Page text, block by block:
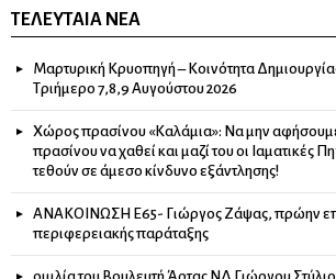
ΤΕΛΕΥΤΑΊΑ ΝΈΑ
Μαρτυρική Κρυοπηγή – Κοινότητα
Τριήμερο 7,8,9 Αυγούστου 2026
Χώρος πρασίνου «Καλάμια»: Να μην
πρασίνου να χαθεί και μαζί του οι Ιαματικές
τεθούν σε άμεσο κίνδυνο εξάντλησης!
ΑΝΑΚΟΙΝΩΣΗ Ε65- Γιώργος Ζάψας, πρώην
περιφερειακής παράταξης